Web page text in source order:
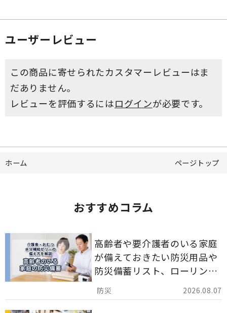
ユーザーレビュー
この商品に寄せられたカスタマーレビューはま
だありません。
レビューを評価するにはログインが必要です。
ホーム ページトップ
おすすめコラム
2026.08.07
高齢者や要介護者のいる家庭
が備えておきたい防災用品や
防災備蓄リスト、ローリング
ストックのポイントについて
解説します。